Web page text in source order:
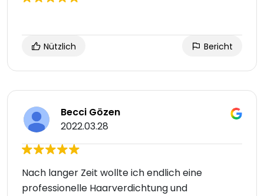
Nützlich Bericht
Becci Gözen
2022.03.28
Nach langer Zeit wollte ich endlich eine
professionelle Haarverdichtung und